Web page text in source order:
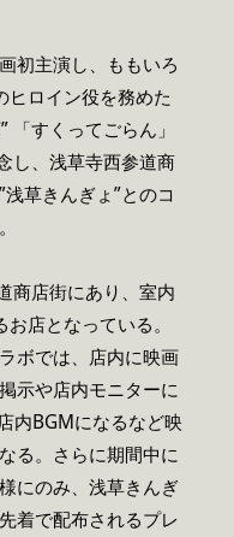
初主演し、ももいろ
ヒロイン役を務めた
「すくってごらん」
し、浅草寺西参道商
草きんぎょ”とのコ
商店街にあり、室内
店となっている。
ボでは、店内に映画
示や店内モニターに
内BGMになるなど映
る。さらに期間中に
にのみ、浅草きんぎ
着で配布されるプレ